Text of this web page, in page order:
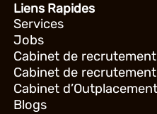
Liens Rapides
Services
Jobs
Cabinet de
Cabinet de
Cabinet d’Outplacement
Blogs